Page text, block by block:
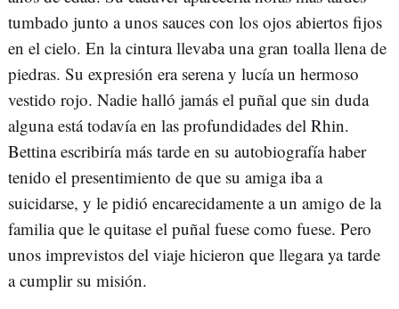
tumbado junto a unos sauces con los ojos abiertos fijos
en el cielo. En la cintura llevaba una gran toalla llena de
piedras. Su expresión era serena y lucía un hermoso
vestido rojo. Nadie halló jamás el puñal que sin duda
alguna está todavía en las profundidades del Rhin.
Bettina escribiría más tarde en su autobiografía haber
tenido el presentimiento de que su amiga iba a
suicidarse, y le pidió encarecidamente a un amigo de la
familia que le quitase el puñal fuese como fuese. Pero
unos imprevistos del viaje hicieron que llegara ya tarde
a cumplir su misión.